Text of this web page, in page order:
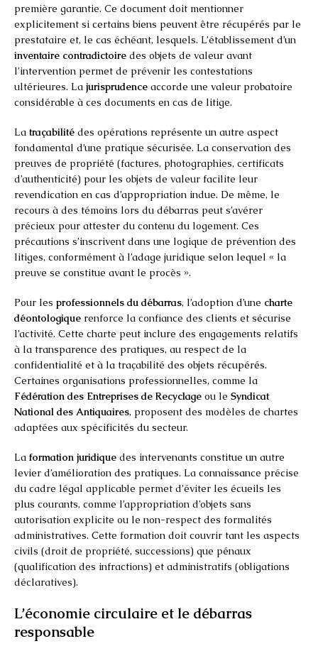
première garantie. Ce document doit mentionner
explicitement si certains biens peuvent être récupérés par le
prestataire et, le cas échéant, lesquels. L’établissement d’un
inventaire contradictoire des objets de valeur avant
l’intervention permet de prévenir les contestations
ultérieures. La jurisprudence accorde une valeur probatoire
considérable à ces documents en cas de litige.
La traçabilité des opérations représente un autre aspect
fondamental d’une pratique sécurisée. La conservation des
preuves de propriété (factures, photographies, certificats
d’authenticité) pour les objets de valeur facilite leur
revendication en cas d’appropriation indue. De même, le
recours à des témoins lors du débarras peut s’avérer
précieux pour attester du contenu du logement. Ces
précautions s’inscrivent dans une logique de prévention des
litiges, conformément à l’adage juridique selon lequel « la
preuve se constitue avant le procès ».
Pour les professionnels du débarras, l’adoption d’une charte
déontologique renforce la confiance des clients et sécurise
l’activité. Cette charte peut inclure des engagements relatifs
à la transparence des pratiques, au respect de la
confidentialité et à la traçabilité des objets récupérés.
Certaines organisations professionnelles, comme la
Fédération des Entreprises de Recyclage ou le Syndicat
National des Antiquaires, proposent des modèles de chartes
adaptées aux spécificités du secteur.
La formation juridique des intervenants constitue un autre
levier d’amélioration des pratiques. La connaissance précise
du cadre légal applicable permet d’éviter les écueils les
plus courants, comme l’appropriation d’objets sans
autorisation explicite ou le non-respect des formalités
administratives. Cette formation doit couvrir tant les aspects
civils (droit de propriété, successions) que pénaux
(qualification des infractions) et administratifs (obligations
déclaratives).
L’économie circulaire et le débarras
responsable